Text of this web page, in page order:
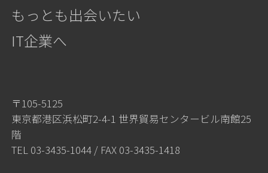
もっとも出会いたい
IT企業へ
〒105-5125
東京都港区浜松町2-4-1 世界貿易センタービル南館25
階
TEL 03-3435-1044 / FAX 03-3435-1418